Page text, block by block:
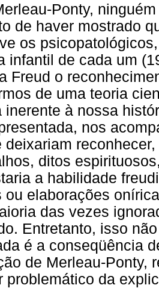
Ponty,
de haver mostrado
os
infantil de cada um
Freud o
de uma teoria
inerente à nossa
nos
deixariam
ditos
a habilidade
ou elaborações
das vezes
Entretanto, isso
é a conseqüência
de Merleau-Ponty,
problemático da